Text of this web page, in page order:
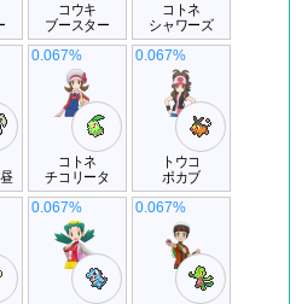
コウキ
ブースター
コトネ
シャワーズ
コトネ
チコリータ
0.067%
トウコ
ポカブ
0.067%
0.067% 0.067%